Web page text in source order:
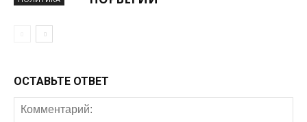
ОСТАВЬТЕ ОТВЕТ